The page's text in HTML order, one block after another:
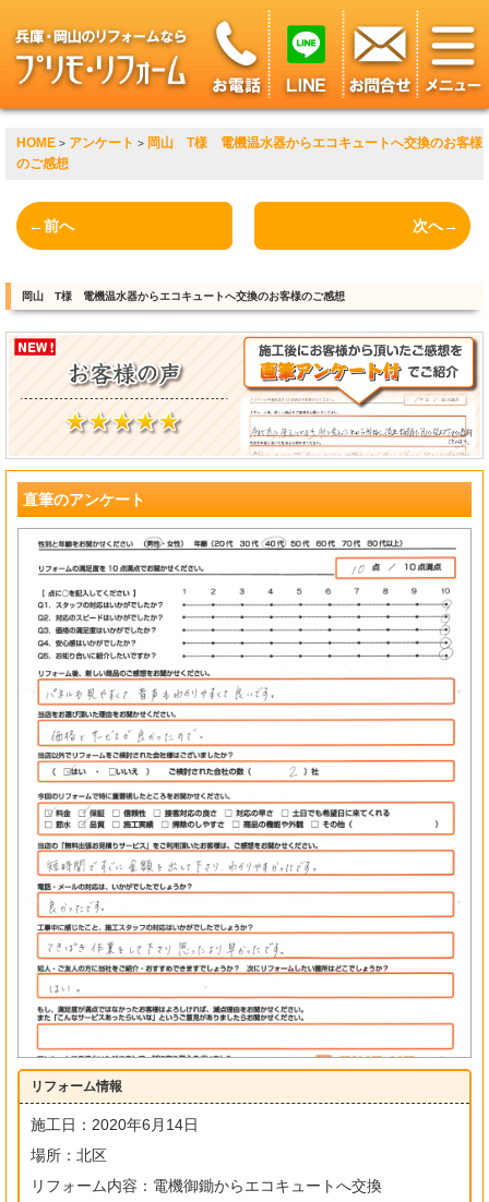
HOME > アンケート > 岡山 T様 電機温水器からエコキュートへ交換のお客様
のご感想
←前へ 次へ→
岡山 T様 電機温水器からエコキュートへ交換のお客様のご感想
直筆のアンケート
リフォーム情報
施工日：2020年6月14日
場所：北区
リフォーム内容：電機御鋤からエコキュートへ交換